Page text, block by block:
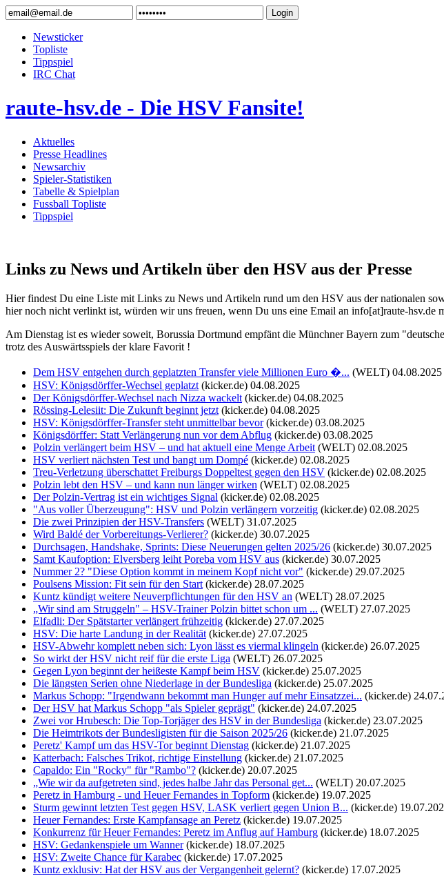
Newsticker
Topliste
Tippspiel
IRC Chat
raute-hsv.de - Die HSV Fansite!
Aktuelles
Presse Headlines
Newsarchiv
Spieler-Statistiken
Tabelle & Spielplan
Fussball Topliste
Tippspiel
Links zu News und Artikeln über den HSV aus der Presse
Hier findest Du eine Liste mit Links zu News und Artikeln rund um den HSV aus der nationalen
hier noch nicht verlinkt ist, würden wir uns freuen, wenn Du uns eine Email an info[at]raute-hsv.de
Am Dienstag ist es wieder soweit, Borussia Dortmund empfänt die Münchner Bayern zum
trotz des Auswärtsspiels der klare Favorit !
Dem HSV entgehen durch geplatzten Transfer viele Millionen Euro �... (WELT) 04.08.2025
HSV: Königsdörffer-Wechsel geplatzt (kicker.de) 04.08.2025
Der Königsdörffer-Wechsel nach Nizza wackelt (kicker.de) 04.08.2025
Rössing-Lelesiit: Die Zukunft beginnt jetzt (kicker.de) 04.08.2025
HSV: Königsdörffer-Transfer steht unmittelbar bevor (kicker.de) 03.08.2025
Königsdörffer: Statt Verlängerung nun vor dem Abflug (kicker.de) 03.08.2025
Polzin verlängert beim HSV – und hat aktuell eine Menge Arbeit (WELT) 02.08.2025
HSV verliert nächsten Test und bangt um Dompé (kicker.de) 02.08.2025
Treu-Verletzung überschattet Freiburgs Doppeltest gegen den HSV (kicker.de) 02.08.2025
Polzin lebt den HSV – und kann nun länger wirken (WELT) 02.08.2025
Der Polzin-Vertrag ist ein wichtiges Signal (kicker.de) 02.08.2025
"Aus voller Überzeugung": HSV und Polzin verlängern vorzeitig (kicker.de) 02.08.2025
Die zwei Prinzipien der HSV-Transfers (WELT) 31.07.2025
Wird Baldé der Vorbereitungs-Verlierer? (kicker.de) 30.07.2025
Durchsagen, Handshake, Sprints: Diese Neuerungen gelten 2025/26 (kicker.de) 30.07.2025
Samt Kaufoption: Elversberg leiht Poreba vom HSV aus (kicker.de) 30.07.2025
Nummer 2? "Diese Option kommt in meinem Kopf nicht vor" (kicker.de) 29.07.2025
Poulsens Mission: Fit sein für den Start (kicker.de) 28.07.2025
Kuntz kündigt weitere Neuverpflichtungen für den HSV an (WELT) 28.07.2025
„Wir sind am Struggeln" – HSV-Trainer Polzin bittet schon um ... (WELT) 27.07.2025
Elfadli: Der Spätstarter verlängert frühzeitig (kicker.de) 27.07.2025
HSV: Die harte Landung in der Realität (kicker.de) 27.07.2025
HSV-Abwehr komplett neben sich: Lyon lässt es viermal klingeln (kicker.de) 26.07.2025
So wirkt der HSV nicht reif für die erste Liga (WELT) 26.07.2025
Gegen Lyon beginnt der heißeste Kampf beim HSV (kicker.de) 25.07.2025
Die längsten Serien ohne Niederlage in der Bundesliga (kicker.de) 25.07.2025
Markus Schopp: "Irgendwann bekommt man Hunger auf mehr Einsatzzei... (kicker.de)
Der HSV hat Markus Schopp "als Spieler geprägt" (kicker.de) 24.07.2025
Zwei vor Hrubesch: Die Top-Torjäger des HSV in der Bundesliga (kicker.de) 23.07.2025
Die Heimtrikots der Bundesligisten für die Saison 2025/26 (kicker.de) 21.07.2025
Peretz' Kampf um das HSV-Tor beginnt Dienstag (kicker.de) 21.07.2025
Katterbach: Falsches Trikot, richtige Einstellung (kicker.de) 21.07.2025
Capaldo: Ein "Rocky" für "Rambo"? (kicker.de) 20.07.2025
„Wie wir da aufgetreten sind, jedes halbe Jahr das Personal get... (WELT) 20.07.2025
Peretz in Hamburg - und Heuer Fernandes in Topform (kicker.de) 19.07.2025
Sturm gewinnt letzten Test gegen HSV, LASK verliert gegen Union B... (kicker.de)
Heuer Fernandes: Erste Kampfansage an Peretz (kicker.de) 19.07.2025
Konkurrenz für Heuer Fernandes: Peretz im Anflug auf Hamburg (kicker.de) 18.07.2025
HSV: Gedankenspiele um Wanner (kicker.de) 18.07.2025
HSV: Zweite Chance für Karabec (kicker.de) 17.07.2025
Kuntz exklusiv: Hat der HSV aus der Vergangenheit gelernt? (kicker.de) 17.07.2025